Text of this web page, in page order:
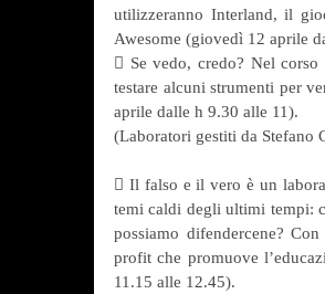
utilizzeranno Interland, il
Awesome (giovedì 12 aprile
 Se vedo, credo? Nel
testare alcuni strumenti per
aprile dalle h 9.30 alle 11).
(Laboratori gestiti da
 Il falso e il vero è un
temi caldi degli ultimi tempi:
possiamo difendercene?
profit che promuove
11.15 alle 12.45).